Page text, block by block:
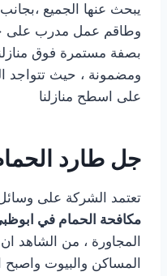
يبحث عنها الجميع
وطاقم عمل مدرب على
بصفة مستمرة فوق
ومضمونة ، حيث تتواجد
على اسطح منازلنا
جل طارد
تعتمد الشركة على
مكافحة الحمام في
المجاورة ، من الشاهد
المساكن والبيوت